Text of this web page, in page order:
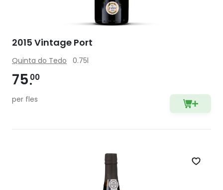
2015 Vintage Port
Quinta do Tedo 0.75l
75 00
per fles
Zet